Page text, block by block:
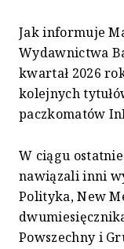
Jak informuje
Wydawnictwa
kwartał 2026
kolejnych
paczkomatów
W ciągu
nawiązali inni
Polityka, New
Powszechny i